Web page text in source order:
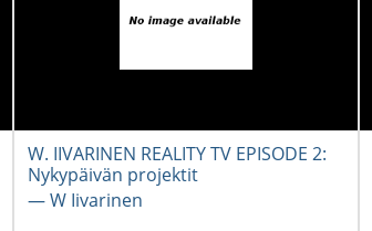
W. IIVARINEN REALITY TV EPISODE 2:
Nykypäivän projektit
― W Iivarinen